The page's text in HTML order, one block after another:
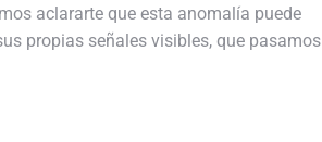
aclararte que esta anomalía puede
propias señales visibles, que pasamos